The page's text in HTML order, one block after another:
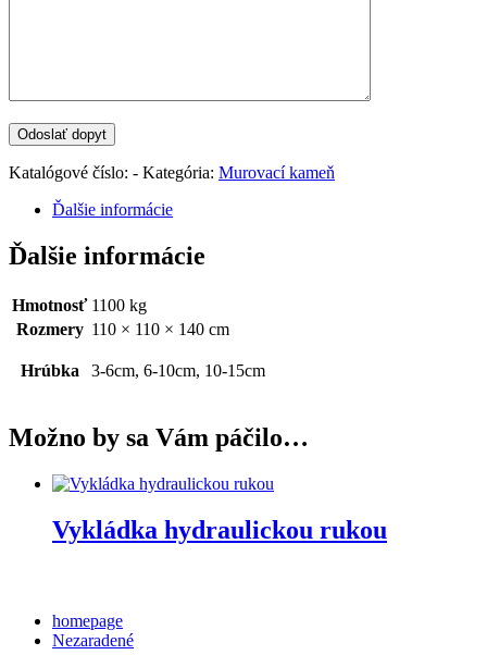
Katalógové číslo: - Kategória: Murovací kameň
Ďalšie informácie
Ďalšie informácie
Hmotnosť 1100 kg
Rozmery 110 × 110 × 140 cm
Hrúbka 3-6cm, 6-10cm, 10-15cm
Možno by sa Vám páčilo…
Vykládka hydraulickou rukou
homepage
Nezaradené